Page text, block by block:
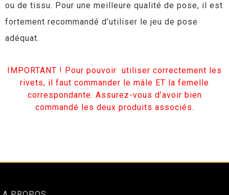
ou de tissu. Pour une meilleure qualité de pose, il est
fortement recommandé d’utiliser le jeu de pose
adéquat.
IMPORTANT ! Pour pouvoir utiliser correctement les
rivets, il faut commander le mâle ET la femelle
correspondante. Assurez-vous d’avoir bien
commandé les deux produits associés.